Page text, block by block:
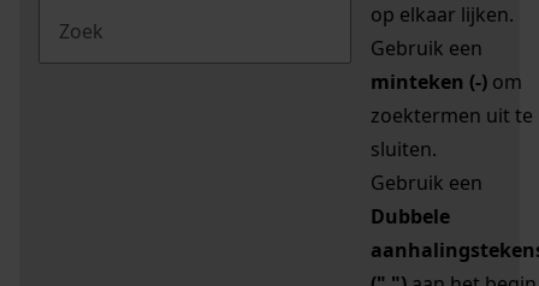
op elkaar lijken.
Gebruik een
minteken (-) om
zoektermen uit te
sluiten.
Gebruik een
Dubbele